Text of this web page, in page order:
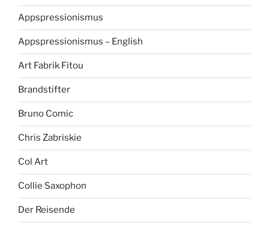
Appspressionismus
Appspressionismus – English
Art Fabrik Fitou
Brandstifter
Bruno Comic
Chris Zabriskie
Col Art
Collie Saxophon
Der Reisende